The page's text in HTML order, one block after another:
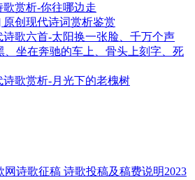
赏析-你往哪边走
创现代诗词赏析鉴赏
歌六首-太阳换一张脸、千万个声
、坐在奔驰的车上、骨头上刻字、死
歌赏析-月光下的老槐树
2023